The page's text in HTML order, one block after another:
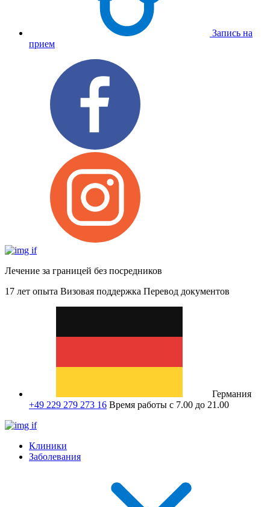
Запись на
прием
Лечение за границей без посредников
17 лет опыта Визовая поддержка Перевод документов
Германия
+49 229 279 273 16 Время работы с 7.00 до 21.00
Клиники
Заболевания